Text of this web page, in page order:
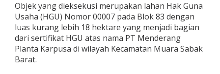
b
u
n
d
T
Objek yang dieksekusi merupakan lahan Hak Guna
Usaha (HGU) Nomor 00007 pada Blok 83 dengan
luas kurang lebih 18 hektare yang menjadi bagian
dari sertifikat HGU atas nama PT Menderang
Planta Karpusa di wilayah Kecamatan Muara Sabak
Barat.